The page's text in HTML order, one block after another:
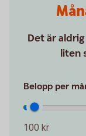
Det är
liten
Belopp per
100 kr